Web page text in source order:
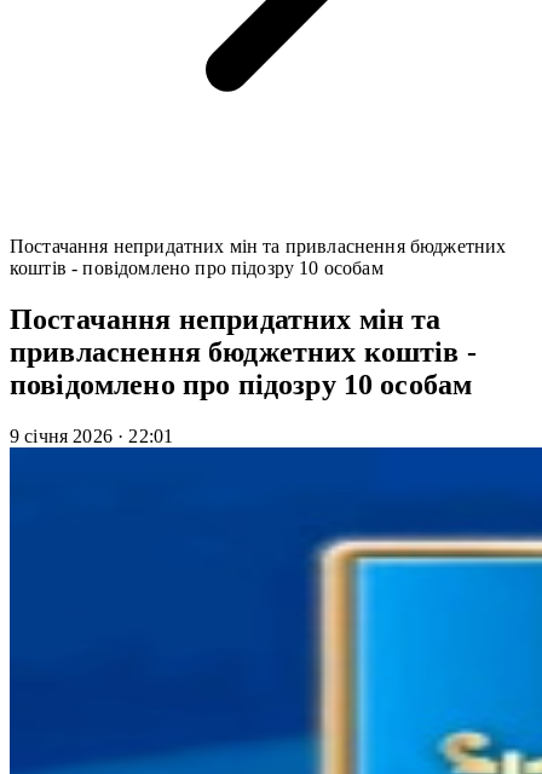
Постачання непридатних мін та привласнення бюджетних
коштів - повідомлено про підозру 10 особам
Постачання непридатних мін та
привласнення бюджетних коштів -
повідомлено про підозру 10 особам
9 січня 2026 · 22:01